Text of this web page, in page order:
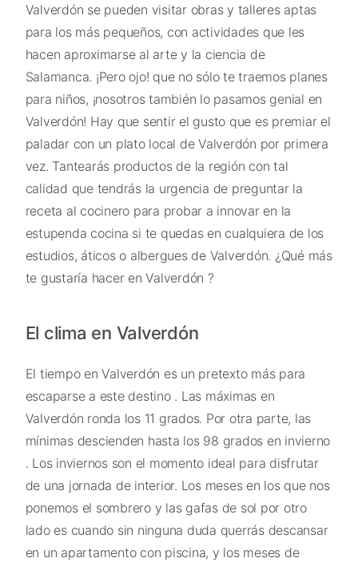
Valverdón se pueden visitar obras y talleres aptas
para los más pequeños, con actividades que les
hacen aproximarse al arte y la ciencia de
Salamanca. ¡Pero ojo! que no sólo te traemos planes
para niños, ¡nosotros también lo pasamos genial en
Valverdón! Hay que sentir el gusto que es premiar el
paladar con un plato local de Valverdón por primera
vez. Tantearás productos de la región con tal
calidad que tendrás la urgencia de preguntar la
receta al cocinero para probar a innovar en la
estupenda cocina si te quedas en cualquiera de los
estudios, áticos o albergues de Valverdón. ¿Qué más
te gustaría hacer en Valverdón ?
El clima en Valverdón
El tiempo en Valverdón es un pretexto más para
escaparse a este destino . Las máximas en
Valverdón ronda los 11 grados. Por otra parte, las
mínimas descienden hasta los 98 grados en invierno
. Los inviernos son el momento ideal para disfrutar
de una jornada de interior. Los meses en los que nos
ponemos el sombrero y las gafas de sol por otro
lado es cuando sin ninguna duda querrás descansar
en un apartamento con piscina, y los meses de